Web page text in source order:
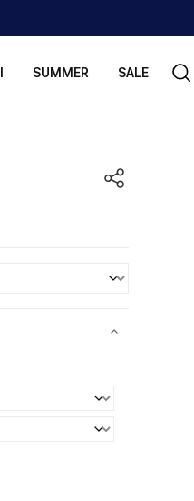
SUMMER SALE